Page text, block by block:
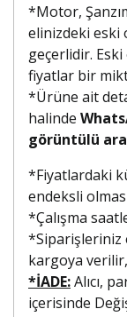
*Motor,
elinizdeki eski
geçerlidir.
fiyatlar bir
*Ürüne ait
halinde
görüntülü
*Fiyatlardaki
endeksli
*Çalışma
*Siparişleriniz
kargoya
*İADE:Alıcı,
içerisinde